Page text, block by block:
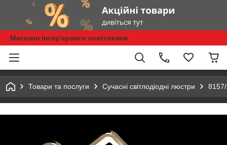
Магазин інтер'єрного освітлення
Товари та послуги Сучасні світлодіодні люстри